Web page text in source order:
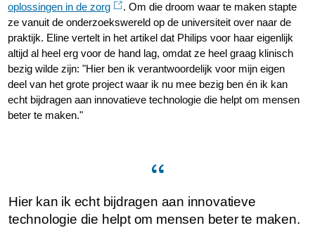
oplossingen in de zorg
. Om die droom waar te maken stapte
ze vanuit de onderzoekswereld op de universiteit over naar de
praktijk. Eline vertelt in het artikel dat Philips voor haar eigenlijk
altijd al heel erg voor de hand lag, omdat ze heel graag klinisch
bezig wilde zijn: "Hier ben ik verantwoordelijk voor mijn eigen
deel van het grote project waar ik nu mee bezig ben én ik kan
echt bijdragen aan innovatieve technologie die helpt om mensen
beter te maken."
Hier kan ik echt bijdragen aan innovatieve
technologie die helpt om mensen beter te maken.